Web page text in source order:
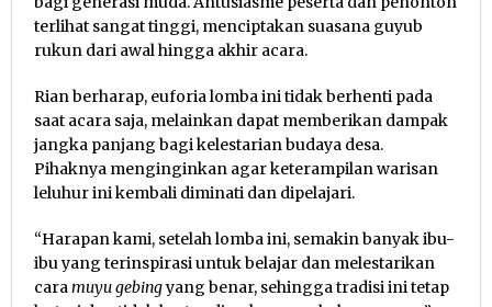
terlihat sangat tinggi, menciptakan suasana guyub
rukun dari awal hingga akhir acara.
Rian berharap, euforia lomba ini tidak berhenti pada
saat acara saja, melainkan dapat memberikan dampak
jangka panjang bagi kelestarian budaya desa.
Pihaknya menginginkan agar keterampilan warisan
leluhur ini kembali diminati dan dipelajari.
“Harapan kami, setelah lomba ini, semakin banyak ibu-
ibu yang terinspirasi untuk belajar dan melestarikan
caramuyu gebingyang benar, sehingga tradisi ini tetap